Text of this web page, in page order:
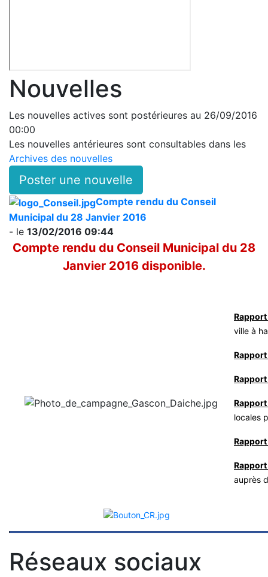
Nouvelles
Les nouvelles actives sont postérieures au 26/09/2016
00:00
Les nouvelles antérieures sont consultables dans les
Archives des nouvelles
Poster une nouvelle
Compte rendu du Conseil
Municipal du 28 Janvier 2016
- le 13/02/2016 09:44
Compte rendu du Conseil Municipal du 28
Janvier 2016 disponible.
ville à
Rapport
locales
Rapport
auprès
Réseaux sociaux